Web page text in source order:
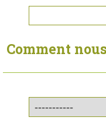
Comment